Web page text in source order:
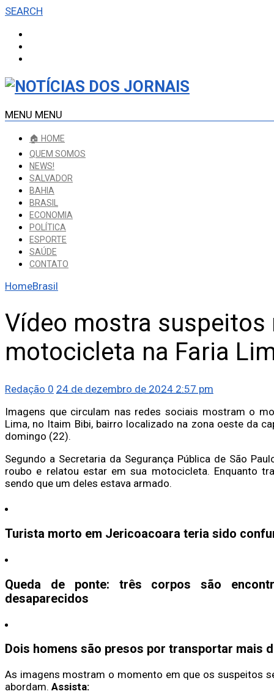
SEARCH
MENU MENU
🏠 HOME
QUEM SOMOS
NEWS!
SALVADOR
BAHIA
BRASIL
ECONOMIA
POLÍTICA
ESPORTE
SAÚDE
CONTATO
HomeBrasil
Vídeo mostra suspeitos
motocicleta na Faria
Redação 0 24 de dezembro de 2024 2:57 pm
Imagens que circulam nas redes sociais mostram o
Lima, no Itaim Bibi, bairro localizado na zona oeste da
domingo (22).
Segundo a Secretaria da Segurança Pública de São
roubo e relatou estar em sua motocicleta. Enquanto
sendo que um deles estava armado.
Turista morto em Jericoacoara teria sido
Queda de ponte: três corpos são
desaparecidos
Dois homens são presos por transportar mais
As imagens mostram o momento em que os suspeitos
abordam. Assista: